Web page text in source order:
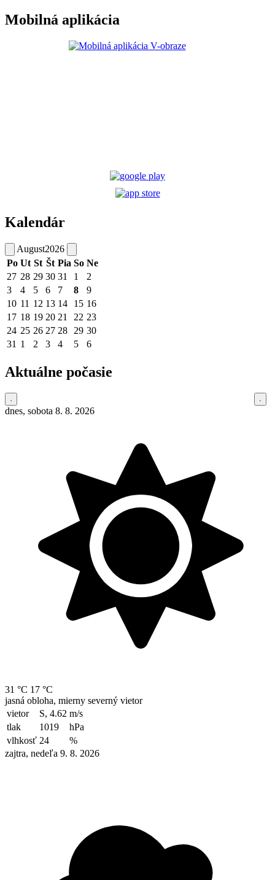
Mobilná aplikácia
Kalendár
August2026
Po Ut St Št Pia So Ne
27 28 29 30 31 1
2
3
4 5 6 7 8
9
10 11 12 13 14 15 16
17 18 19 20 21 22 23
24 25 26 27 28 29 30
31 1 2 3 4 5 6
Aktuálne počasie
dnes, sobota 8. 8. 2026
31 °C 17 °C
jasná obloha, mierny severný vietor
vietor
S, 4.62 m/s
tlak
1019
hPa
vlhkosť 24
%
zajtra, nedeľa 9. 8. 2026